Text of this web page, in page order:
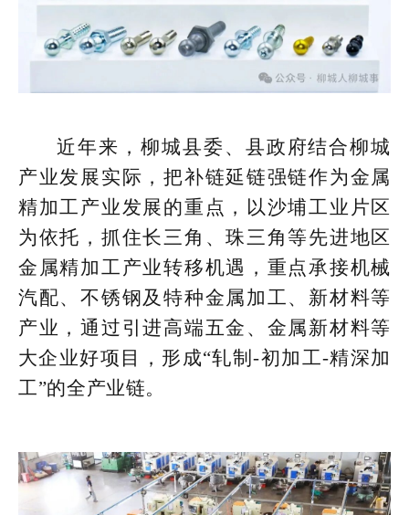
近年来，柳城县委、县政府结合柳城
产业发展实际，把补链延链强链作为金属
精加工产业发展的重点，以沙埔工业片区
为依托，抓住长三角、珠三角等先进地区
金属精加工产业转移机遇，重点承接机械
汽配、不锈钢及特种金属加工、新材料等
产业，通过引进高端五金、金属新材料等
大企业好项目，形成“轧制-初加工-精深加
工”的全产业链。